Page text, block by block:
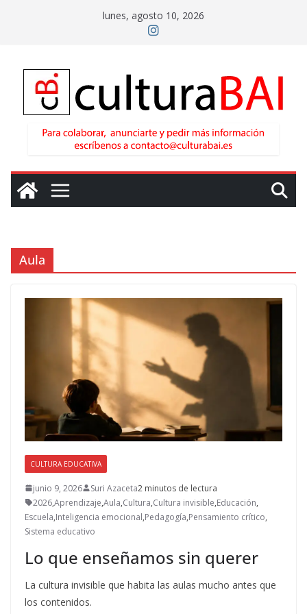
lunes, agosto 10, 2026
Aula
CULTURA EDUCATIVA
junio 9, 2026 Suri Azaceta2 minutos de lectura
2026,Aprendizaje,Aula,Cultura,Cultura invisible,Educación,
Escuela,Inteligencia emocional,Pedagogía,Pensamiento crítico,
Sistema educativo
Lo que enseñamos sin querer
La cultura invisible que habita las aulas mucho antes que
los contenidos.